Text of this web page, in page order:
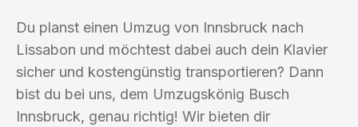
Du planst einen Umzug von Innsbruck nach
Lissabon und möchtest dabei auch dein Klavier
sicher und kostengünstig transportieren? Dann
bist du bei uns, dem Umzugskönig Busch
Innsbruck, genau richtig! Wir bieten dir